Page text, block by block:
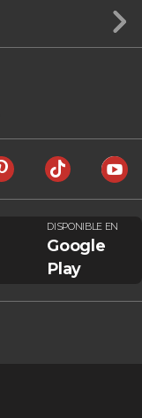
DISPONIBLE EN
Google
Play